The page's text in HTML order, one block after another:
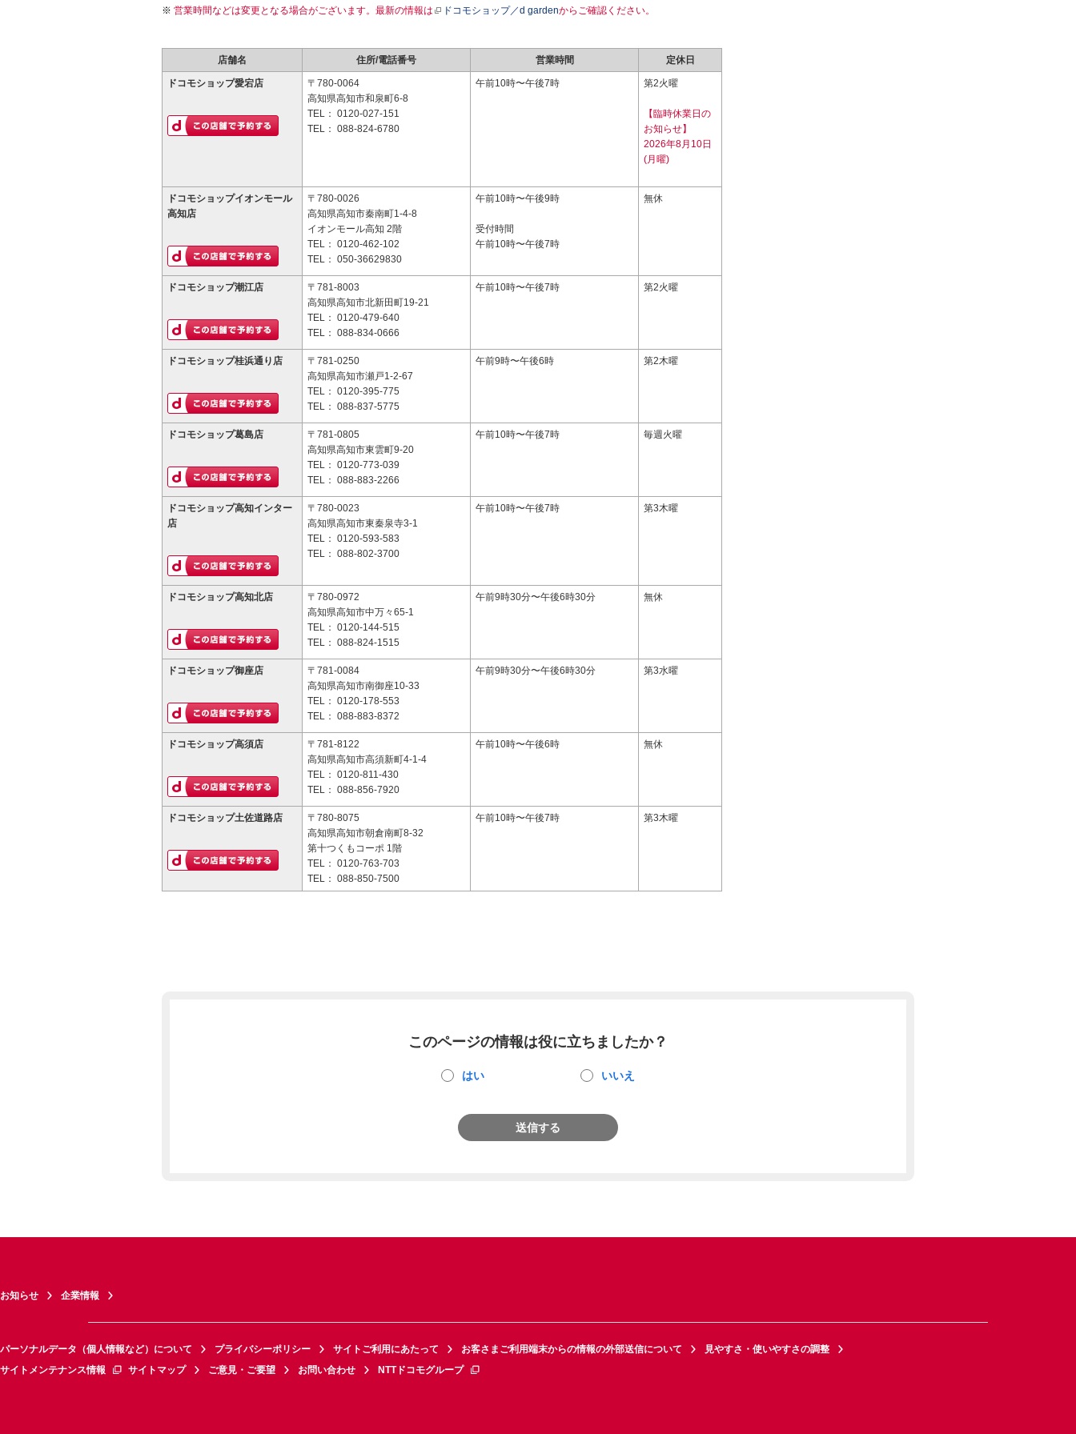
営業時間などは変更となる場合がございます。最新の情報は ドコモショップ／d gardenからご確認ください。
店舗名 住所/電話番号 営業時間 定休日
ドコモショップ愛宕店
〒780-0064
高知県高知市和泉町6-8
TEL： 0120-027-151
TEL： 088-824-6780
午前10時〜午後7時 第2火曜
【臨時休業日の
お知らせ】
2026年8月10日
(月曜)
ドコモショップイオンモール
高知店
〒780-0026
高知県高知市秦南町1-4-8
イオンモール高知 2階
TEL： 0120-462-102
TEL： 050-36629830
午前10時〜午後9時
受付時間
午前10時〜午後7時
無休
ドコモショップ潮江店
〒781-8003
高知県高知市北新田町19-21
TEL： 0120-479-640
TEL： 088-834-0666
午前10時〜午後7時 第2火曜
ドコモショップ桂浜通り店
〒781-0250
高知県高知市瀬戸1-2-67
TEL： 0120-395-775
TEL： 088-837-5775
午前9時〜午後6時 第2木曜
ドコモショップ葛島店
〒781-0805
高知県高知市東雲町9-20
TEL： 0120-773-039
TEL： 088-883-2266
午前10時〜午後7時 毎週火曜
ドコモショップ高知インター
店
〒780-0023
高知県高知市東秦泉寺3-1
TEL： 0120-593-583
TEL： 088-802-3700
午前10時〜午後7時 第3木曜
ドコモショップ高知北店
〒780-0972
高知県高知市中万々65-1
TEL： 0120-144-515
TEL： 088-824-1515
午前9時30分〜午後6時30分 無休
ドコモショップ御座店
〒781-0084
高知県高知市南御座10-33
TEL： 0120-178-553
TEL： 088-883-8372
午前9時30分〜午後6時30分 第3水曜
ドコモショップ高須店
〒781-8122
高知県高知市高須新町4-1-4
TEL： 0120-811-430
TEL： 088-856-7920
午前10時〜午後6時 無休
ドコモショップ土佐道路店
〒780-8075
高知県高知市朝倉南町8-32
第十つくもコーポ 1階
TEL： 0120-763-703
TEL： 088-850-7500
午前10時〜午後7時 第3木曜
このページの情報は役に立ちましたか？
はい いいえ
送信する
お知らせ 企業情報
パーソナルデータ（個人情報など）について プライバシーポリシー サイトご利用にあたって お客さまご利用端末からの情報の外部送信について
見やすさ・使いやすさの調整
サイトメンテナンス情報
サイトマップ ご意見・ご要望 お問い合わせ NTTドコモグループ